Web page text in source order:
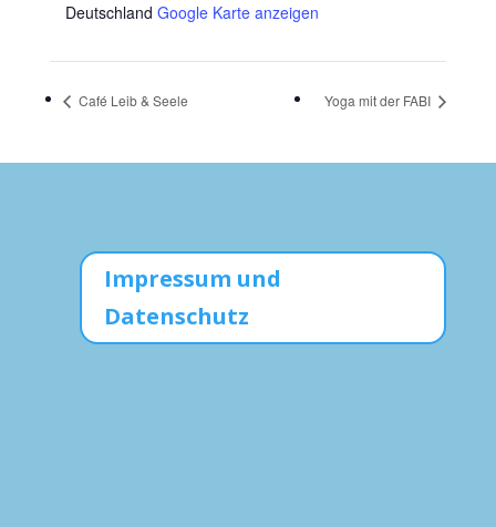
Deutschland Google Karte anzeigen
Café Leib & Seele Yoga mit der FABI
Impressum und
Datenschutz